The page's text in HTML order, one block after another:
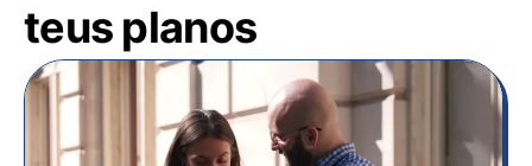
teus planos